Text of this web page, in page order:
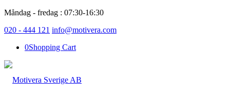
Måndag - fredag : 07:30-16:30
020 - 444 121 info@motivera.com
0Shopping Cart